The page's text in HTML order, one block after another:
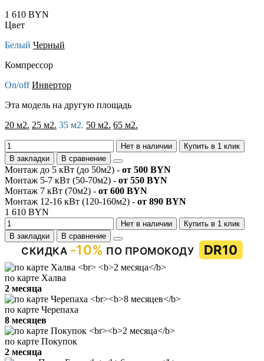
1 610 BYN
Цвет
Белый Черный
Компрессор
On/off Инвертор
Эта модель на другую площадь
20 м2. 25 м2. 35 м2. 50 м2. 65 м2.
Нет в наличии
Купить в 1 клик
В закладки
В сравнение
Монтаж до 5 кВт (до 50м2) - от 500 BYN
Монтаж 5-7 кВт (50-70м2) - от 550 BYN
Монтаж 7 кВт (70м2) - от 600 BYN
Монтаж 12-16 кВт (120-160м2) - от 890 BYN
1 610 BYN
Нет в наличии
Купить в 1 клик
В закладки
В сравнение
СКИДКА -10% ПО ПРОМОКОДУ DR10
по карте Халва
2 месяца
по карте Черепаха
8 месяцев
по карте Покупок
2 месяца